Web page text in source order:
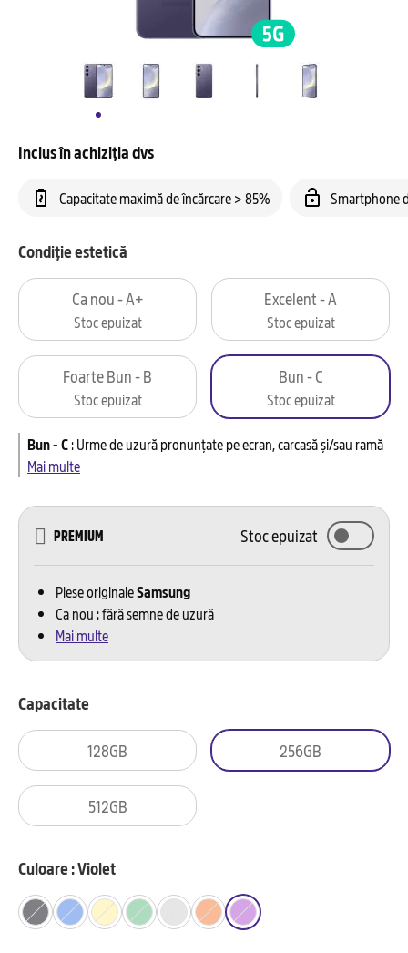
Inclus în achiziția dvs
Capacitate maximă de încărcare > 85% Smartphone
Condiție estetică
Ca nou - A+
Stoc epuizat
Excelent - A
Stoc epuizat
Foarte Bun - B
Stoc epuizat
Bun - C
Stoc epuizat
Bun - C:Urme de uzură pronunțate pe ecran, carcasă și/sau ramă
Mai multe
PREMIUM Stoc epuizat
Piese originaleSamsung
Ca nou : fără semne de uzură
Mai multe
Capacitate
128GB 256GB
512GB
Culoare : Violet